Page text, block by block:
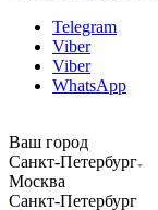
Telegram
Viber
Viber
WhatsApp
Ваш город
Санкт-Петербург
Москва
Санкт-Петербург